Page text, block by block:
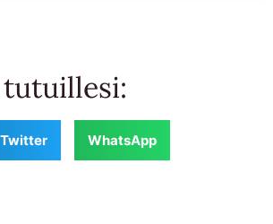
Twitter WhatsApp